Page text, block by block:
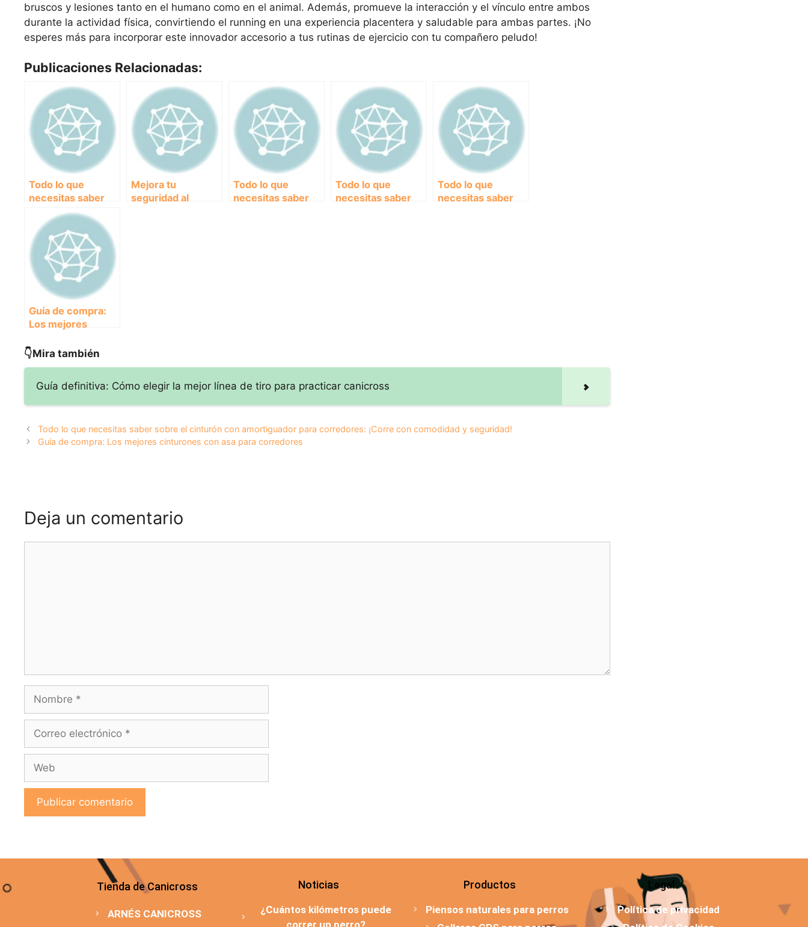
bruscos y lesiones tanto en el humano como en el animal. Además, promueve la interacción y el vínculo entre ambos
durante la actividad física, convirtiendo el running en una experiencia placentera y saludable para ambas partes. ¡No
esperes más para incorporar este innovador accesorio a tus rutinas de ejercicio con tu compañero peludo!
Publicaciones Relacionadas:
Todo lo que
necesitas saber
sobre los
cinturones
ajustables para
corredor
Mejora tu
seguridad al
Todo lo que
necesitas saber
Todo lo que
necesitas saber
Todo lo que
necesitas saber
Guía de compra:
Los mejores
asa para
👇Mira también
Guía definitiva: Cómo elegir la mejor línea de tiro para practicar canicross
Todo lo que necesitas saber sobre el cinturón con amortiguador para corredores: ¡Corre con comodidad y seguridad!
Guía de compra: Los mejores cinturones con asa para corredores
Deja un comentario
Tienda de Canicross
ARNÉS CANICROSS
Noticias
¿Cuántos kilómetros puede
correr un perro?
Productos
Piensos naturales para perros
Legal
Política de privacidad